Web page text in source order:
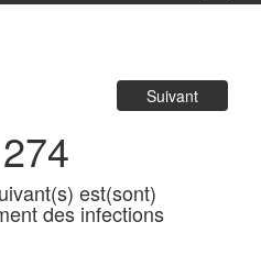
Suivant
est(sont)
des infections